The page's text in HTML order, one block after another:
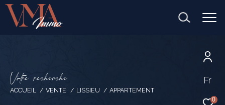
Fr
0
Votre recherche
ACCUEIL VENTE LISSIEU APPARTEMENT